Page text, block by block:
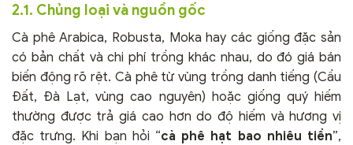
2.1. Chủng loại và nguồn gốc
Cà phê Arabica, Robusta, Moka hay các giống đặc sản
có bản chất và chi phí trồng khác nhau, do đó giá bán
biến động rõ rệt. Cà phê từ vùng trồng danh tiếng (Cầu
Đất, Đà Lạt, vùng cao nguyên) hoặc giống quý hiếm
thường được trả giá cao hơn do độ hiếm và hương vị
đặc trưng. Khi bạn hỏi “cà phê hạt bao nhiêu tiền”,